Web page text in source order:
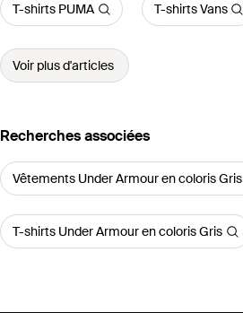
T-shirts PUMA T-shirts Vans
Voir plus d'articles
Recherches associées
Vêtements Under Armour en coloris Gris
T-shirts Under Armour en coloris Gris